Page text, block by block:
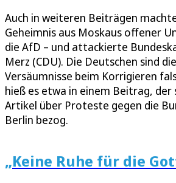
Auch in weiteren Beiträgen
Geheimnis aus Moskaus offener
die AfD – und attackierte
Merz (CDU). Die Deutschen sind
Versäumnisse beim Korrigieren
hieß es etwa in einem Beitrag, der
Artikel über Proteste gegen die
Berlin bezog.
„Keine Ruhe für die